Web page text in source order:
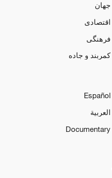
جهان
اقتصادی
فرهنگی
کمربند و جاده
Español
العربية
Documentary